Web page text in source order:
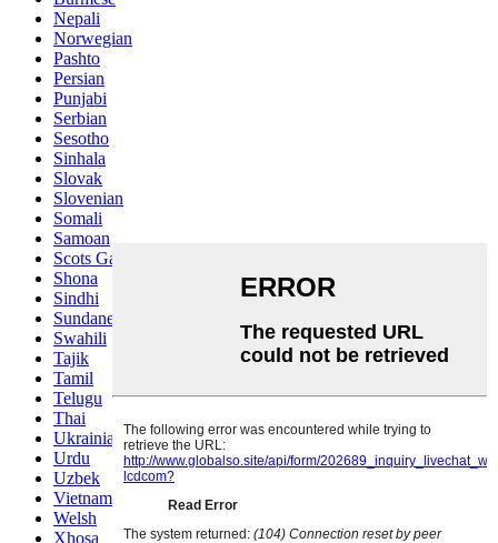
Nepali
Norwegian
Pashto
Persian
Punjabi
Serbian
Sesotho
Sinhala
Slovak
Slovenian
Somali
Samoan
Scots Gaelic
Shona
Sindhi
Sundanese
Swahili
Tajik
Tamil
Telugu
Thai
Ukrainian
Urdu
Uzbek
Vietnamese
Welsh
Xhosa